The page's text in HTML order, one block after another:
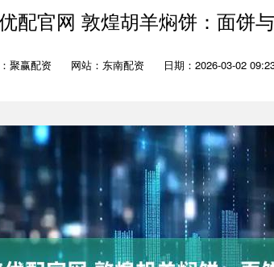
配官网 敦煌胡羊焖饼：面饼
聚赢配资 网站：东南配资 日期：2026-03-02